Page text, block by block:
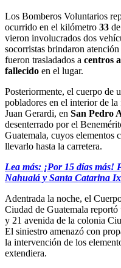
Los Bomberos Voluntarios
ocurrido en el kilómetro 33
vieron involucrados dos
socorristas brindaron
fueron trasladados a centros
fallecido en el lugar.
Posteriormente, el cuerpo de
pobladores en el interior de
Juan Gerardi, en San Pedro
desenterrado por el
Guatemala, cuyos elementos
llevarlo hasta la carretera.
Lea más: ¡Por 15 días más!
Nahualá y Santa Catarina
Adentrada la noche, el
Ciudad de Guatemala reportó
y 21 avenida de la colonia
El siniestro amenazó con
la intervención de los
extendiera.